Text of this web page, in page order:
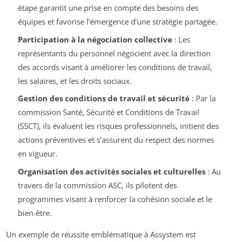
étape garantit une prise en compte des besoins des
équipes et favorise l’émergence d’une stratégie partagée.
Participation à la négociation collective: Les
représentants du personnel négocient avec la direction
des accords visant à améliorer les conditions de travail,
les salaires, et les droits sociaux.
Gestion des conditions de travail et sécurité: Par la
commission Santé, Sécurité et Conditions de Travail
(SSCT), ils évaluent les risques professionnels, initient des
actions préventives et s’assurent du respect des normes
en vigueur.
Organisation des activités sociales et culturelles: Au
travers de la commission ASC, ils pilotent des
programmes visant à renforcer la cohésion sociale et le
bien-être.
Un exemple de réussite emblématique à Assystem est